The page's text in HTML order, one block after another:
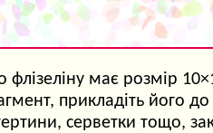
має розмір
прикладіть його до
серветки тощо,